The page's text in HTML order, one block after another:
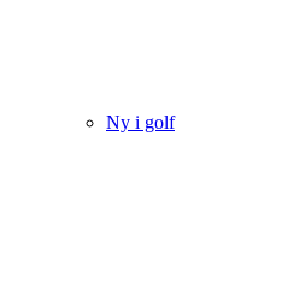
Ny i golf